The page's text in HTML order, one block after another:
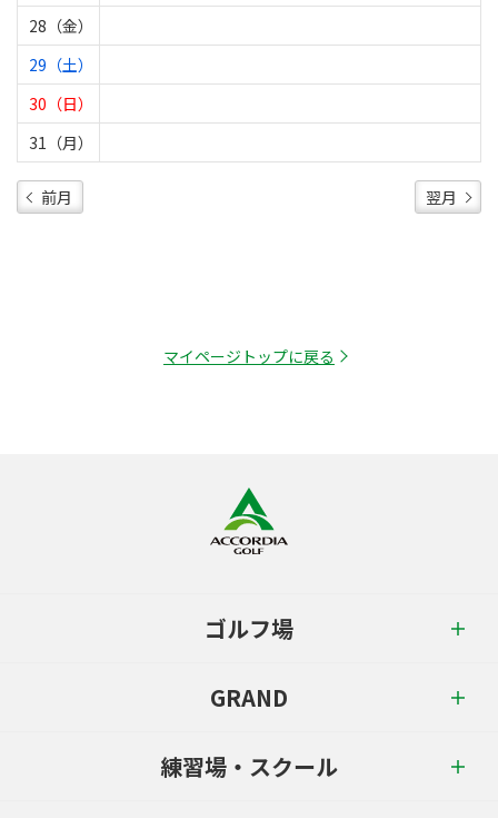
28（金）
29（土）
30（日）
31（月）
前月 翌月
マイページトップに戻る
ゴルフ場
GRAND
練習場・スクール